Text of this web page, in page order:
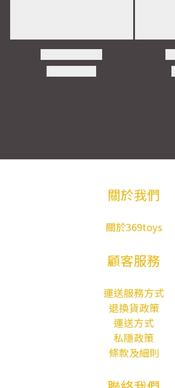
關於我們
關於369toys
顧客服務
運送服務方式
退換貨政策
運送方式
私隱政策
條款及細則